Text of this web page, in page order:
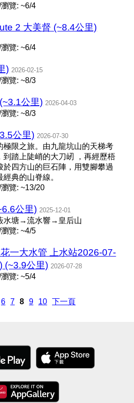
覽: ~6/4
2 大美督 (~8.4公里)
覽: ~6/4
) 2026-02-15
覽: ~8/3
公里) 2026-04-03
覽: ~8/3
公里) 2026-07-30
極限之旅。由九龍坑山的天梯考
到踏上陡峭的大刀屻 ，再經歷梧
於四方山的巨石陣，用雙腳攀過
典的山脊線。
覽: ~13/20
公里) 2025-12-01
水塘→流水響→皇后山
覽: ~4/5
花一大水管 上水站2026-07-
(~3.9公里) 2026-07-28
覽: ~5/4
6 7 8 9 10 下一頁